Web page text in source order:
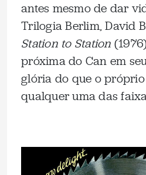
antes mesmo de dar
Trilogia Berlim, David
Station to Station
próxima do Can em
glória do que o
qualquer uma das